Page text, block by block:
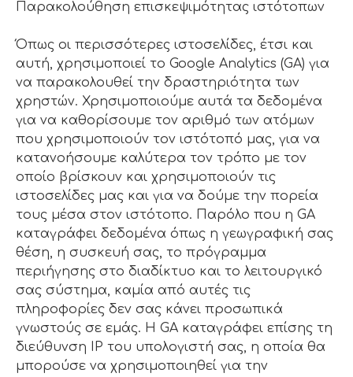
Παρακολούθηση επισκεψιμότητας ιστότοπων
Όπως οι περισσότερες ιστοσελίδες, έτσι και
αυτή, χρησιμοποιεί το Google Analytics (GA) για
να παρακολουθεί την δραστηριότητα των
χρηστών. Χρησιμοποιούμε αυτά τα δεδομένα
για να καθορίσουμε τον αριθμό των ατόμων
που χρησιμοποιούν τον ιστότοπό μας, για να
κατανοήσουμε καλύτερα τον τρόπο με τον
οποίο βρίσκουν και χρησιμοποιούν τις
ιστοσελίδες μας και για να δούμε την πορεία
τους μέσα στον ιστότοπο. Παρόλο που η GA
καταγράφει δεδομένα όπως η γεωγραφική σας
θέση, η συσκευή σας, το πρόγραμμα
περιήγησης στο διαδίκτυο και το λειτουργικό
σας σύστημα, καμία από αυτές τις
πληροφορίες δεν σας κάνει προσωπικά
γνωστούς σε εμάς. Η GA καταγράφει επίσης τη
διεύθυνση IP του υπολογιστή σας, η οποία θα
μπορούσε να χρησιμοποιηθεί για την